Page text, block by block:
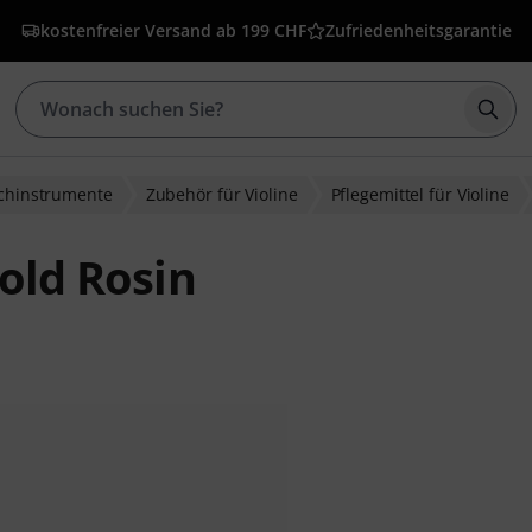
kostenfreier Versand ab 199 CHF Zufriedenheitsgarantie
Zubehör für Violine Pflegemittel für Violine
Rosin